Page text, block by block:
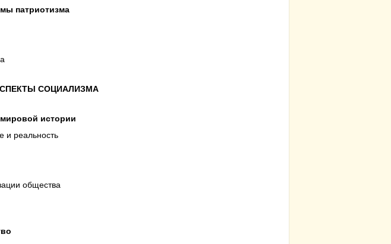
патриотизма
СОЦИАЛИЗМА
истории
и реальность
общества